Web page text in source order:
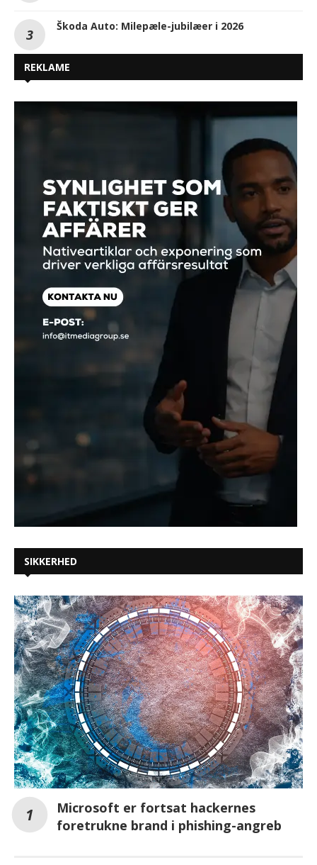
Škoda Auto: Milepæle-jubilæer i 2026
REKLAME
SIKKERHED
Microsoft er fortsat hackernes
foretrukne brand i phishing-angreb